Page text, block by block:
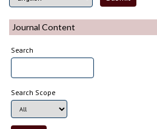
Journal Content
Search
Search Scope